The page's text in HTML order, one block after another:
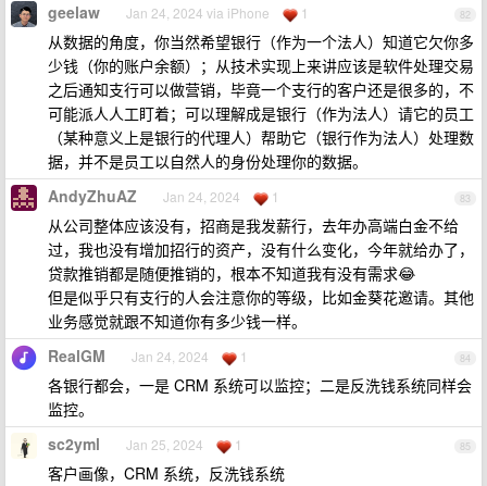
82
geelaw Jan 24, 2024 via iPhone 1
从数据的角度，你当然希望银行（作为一个法人）知道它欠你多
少钱（你的账户余额）；从技术实现上来讲应该是软件处理交易
之后通知支行可以做营销，毕竟一个支行的客户还是很多的，不
可能派人人工盯着；可以理解成是银行（作为法人）请它的员工
（某种意义上是银行的代理人）帮助它（银行作为法人）处理数
据，并不是员工以自然人的身份处理你的数据。
83
AndyZhuAZ Jan 24, 2024 1
从公司整体应该没有，招商是我发薪行，去年办高端白金不给
过，我也没有增加招行的资产，没有什么变化，今年就给办了，
贷款推销都是随便推销的，根本不知道我有没有需求😂
但是似乎只有支行的人会注意你的等级，比如金葵花邀请。其他
业务感觉就跟不知道你有多少钱一样。
84
RealGM Jan 24, 2024 1
各银行都会，一是 CRM 系统可以监控；二是反洗钱系统同样会
监控。
85
sc2yml Jan 25, 2024 1
客户画像，CRM 系统，反洗钱系统